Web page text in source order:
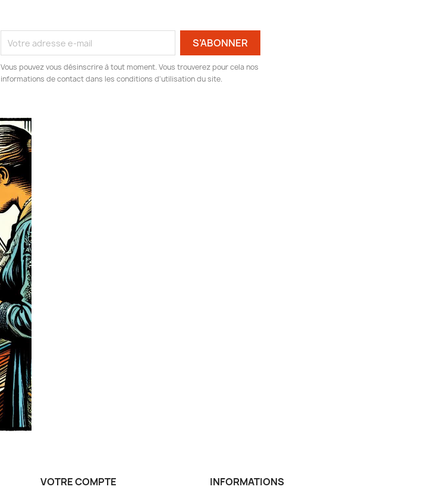
Vous pouvez vous désinscrire à tout moment. Vous trouverez pour cela nos
informations de contact dans les conditions d'utilisation du site.
VOTRE COMPTE INFORMATIONS